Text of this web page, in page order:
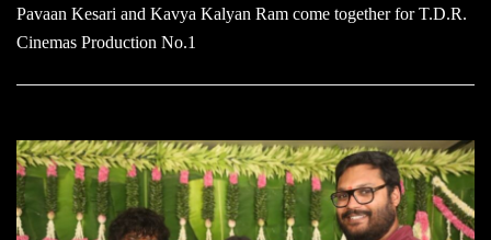
Pavaan Kesari and Kavya Kalyan Ram come together for T.D.R.
Cinemas Production No.1